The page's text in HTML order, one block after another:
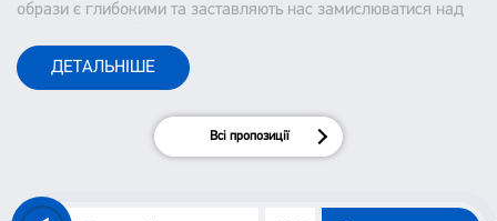
образи є глибокими та заставляють нас замислюватися над
ДЕТАЛЬНІШЕ
Всі пропозиції